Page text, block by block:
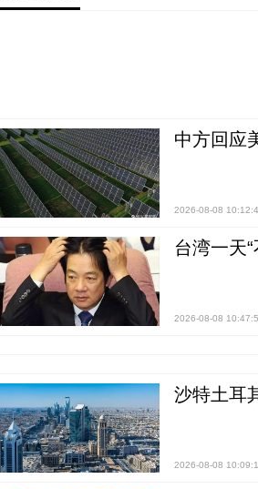
中方回应
2026-08-08
台湾一天
2026-08-08
沙特土耳
2026-08-08